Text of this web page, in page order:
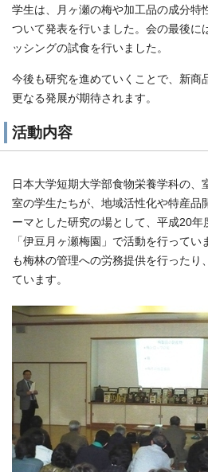
学生は、月ヶ瀬の梅や加工品の成分特
ついて発表を行いました。会の最後に
ッシングの試食を行いました。
今後も研究を進めていくことで、新商
更なる発展が期待されます。
活動内容
日本大学短期大学部食物栄養学科の、
室の学生たちが、地域活性化や特産品
ーマとした研究の場として、平成20年
「伊豆月ヶ瀬梅園」で活動を行って
も梅林の管理への労務提供を行ったり
ています。